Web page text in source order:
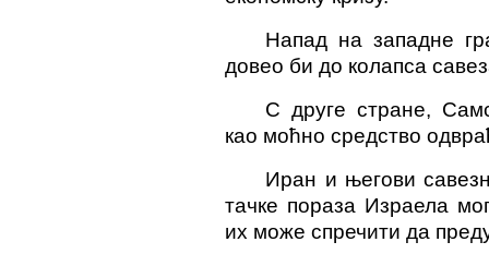
Напад на западне
довео би до колапса
С друге стране,
као моћно средство
Иран и његови
тачке пораза Израела
их може спречити да